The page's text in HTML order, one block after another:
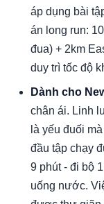
áp dụng bài
án long run:
đua) + 2km
duy trì tốc độ
Dành cho
chân ái. Linh
là yếu đuối
đầu tập chạy
9 phút - đi bộ
uống nước.